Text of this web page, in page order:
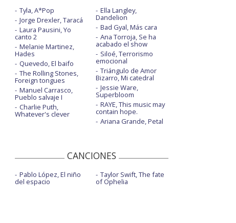
Tyla, A*Pop
Jorge Drexler, Taracá
Laura Pausini, Yo
canto 2
Melanie Martinez,
Hades
Quevedo, El baifo
The Rolling Stones,
Foreign tongues
Manuel Carrasco,
Pueblo salvaje I
Charlie Puth,
Whatever's clever
Ella Langley,
Dandelion
Bad Gyal, Más cara
Ana Torroja, Se ha
acabado el show
Siloé, Terrorismo
emocional
Triángulo de Amor
Bizarro, Mi catedral
Jessie Ware,
Superbloom
RAYE, This music may
contain hope.
Ariana Grande, Petal
CANCIONES
Pablo López, El niño
del espacio
Taylor Swift, The fate
of Ophelia